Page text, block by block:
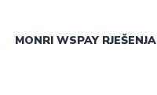
MONRI WSPAY RJEŠENJA